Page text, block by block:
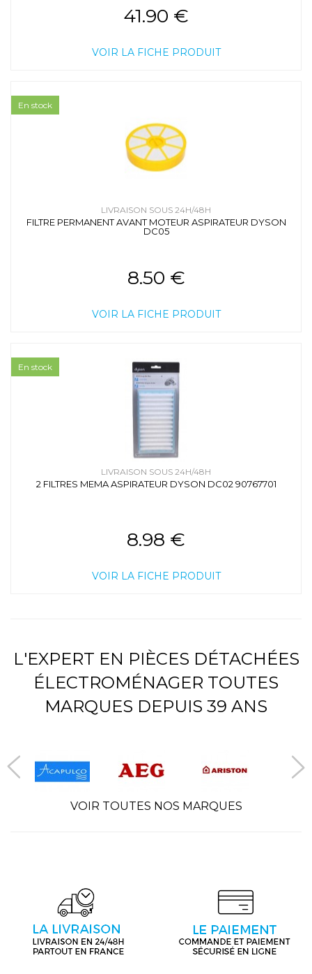
41.90 €
VOIR LA FICHE PRODUIT
LIVRAISON SOUS 24H/48H
FILTRE PERMANENT AVANT MOTEUR ASPIRATEUR DYSON
DC05
8.50 €
VOIR LA FICHE PRODUIT
En stock
LIVRAISON SOUS 24H/48H
2 FILTRES MEMA ASPIRATEUR DYSON DC02 90767701
8.98 €
VOIR LA FICHE PRODUIT
En stock
L'EXPERT EN PIÈCES DÉTACHÉES
ÉLECTROMÉNAGER TOUTES
MARQUES DEPUIS 39 ANS
VOIR TOUTES NOS MARQUES